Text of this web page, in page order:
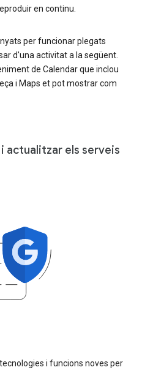
en continu.
per funcionar plegats
d'una activitat a la següent.
de Calendar que inclou
i Maps et pot mostrar com
actualitzar els serveis
i funcions noves per